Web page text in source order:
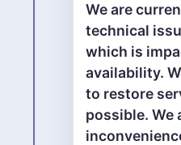
We are
technical
which is
availability.
to restore
possible. We